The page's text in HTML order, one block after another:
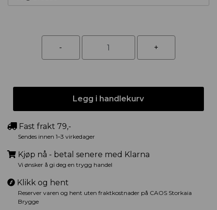
Legg i handlekurv
Fast frakt 79,-
Sendes innen 1–3 virkedager
Kjøp nå - betal senere med Klarna
Vi ønsker å gi deg en trygg handel
Klikk og hent
Reserver varen og hent uten fraktkostnader på CAOS Storkaia
Brygge